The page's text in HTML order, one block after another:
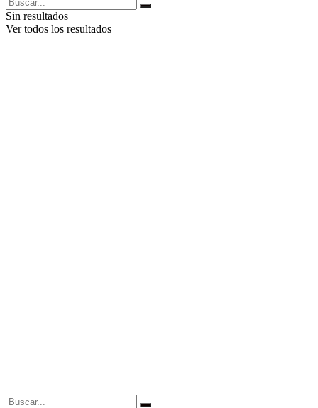
Sin resultados
Ver todos los resultados